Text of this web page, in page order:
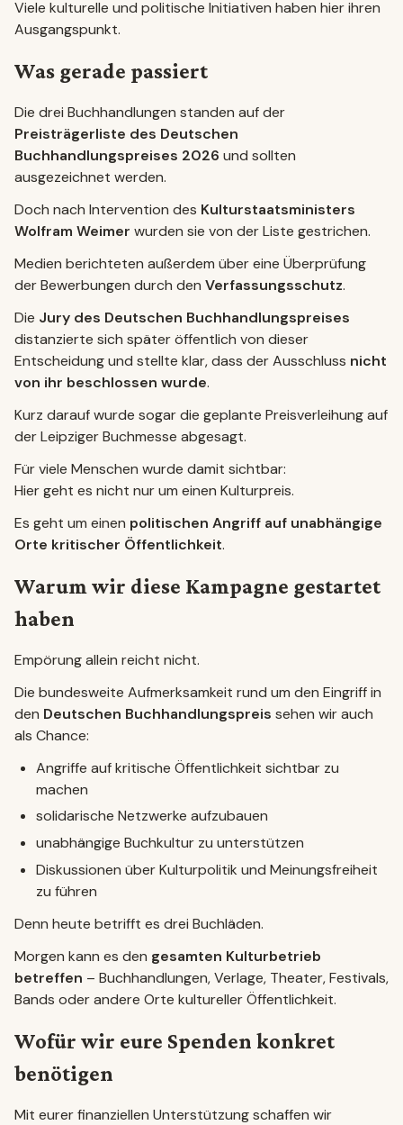
Viele kulturelle und politische Initiativen haben hier ihren
Ausgangspunkt.
Was gerade passiert
Die drei Buchhandlungen standen auf der
Preisträgerliste des Deutschen
Buchhandlungspreises 2026 und sollten
ausgezeichnet werden.
Doch nach Intervention des Kulturstaatsministers
Wolfram Weimer wurden sie von der Liste gestrichen.
Medien berichteten außerdem über eine Überprüfung
der Bewerbungen durch den Verfassungsschutz.
Die Jury des Deutschen Buchhandlungspreises
distanzierte sich später öffentlich von dieser
Entscheidung und stellte klar, dass der Ausschluss nicht
von ihr beschlossen wurde.
Kurz darauf wurde sogar die geplante Preisverleihung auf
der Leipziger Buchmesse abgesagt.
Für viele Menschen wurde damit sichtbar:
Hier geht es nicht nur um einen Kulturpreis.
Es geht um einen politischen Angriff auf unabhängige
Orte kritischer Öffentlichkeit.
Warum wir diese Kampagne gestartet
haben
Empörung allein reicht nicht.
Die bundesweite Aufmerksamkeit rund um den Eingriff in
den Deutschen Buchhandlungspreis sehen wir auch
als Chance:
Angriffe auf kritische Öffentlichkeit sichtbar zu
machen
solidarische Netzwerke aufzubauen
unabhängige Buchkultur zu unterstützen
Diskussionen über Kulturpolitik und Meinungsfreiheit
zu führen
Denn heute betrifft es drei Buchläden.
Morgen kann es den gesamten Kulturbetrieb
betreffen – Buchhandlungen, Verlage, Theater, Festivals,
Bands oder andere Orte kultureller Öffentlichkeit.
Wofür wir eure Spenden konkret
benötigen
Mit eurer finanziellen Unterstützung schaffen wir